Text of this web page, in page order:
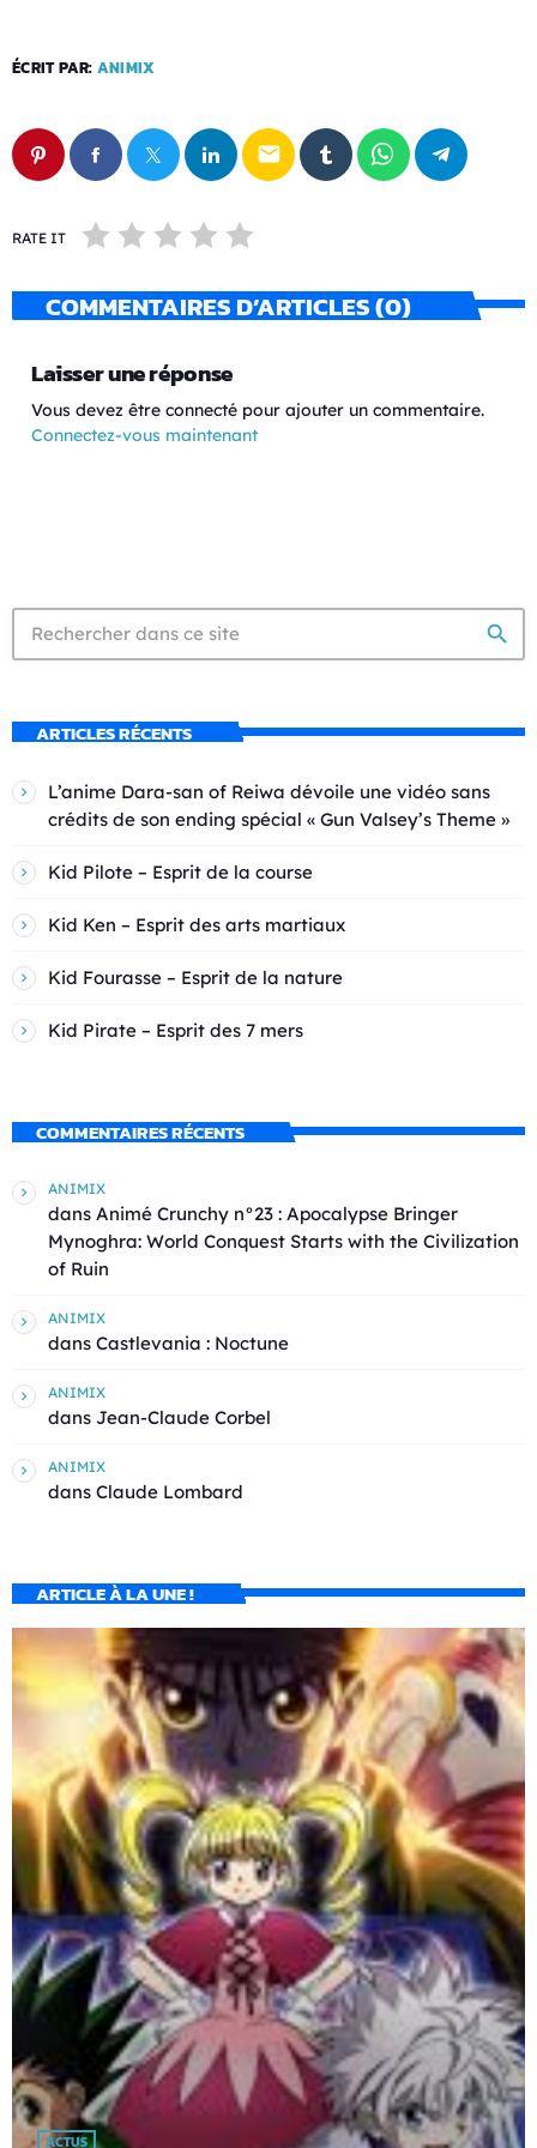
ÉCRIT PAR: ANIMIX
email
RATE IT
COMMENTAIRES D’ARTICLES (0)
Laisser une réponse
Vous devez être connecté pour ajouter un commentaire.
Connectez-vous maintenant
search
ARTICLES RÉCENTS
L’anime Dara-san of Reiwa dévoile une vidéo sans
crédits de son ending spécial « Gun Valsey’s Theme »
Kid Pilote – Esprit de la course
Kid Ken – Esprit des arts martiaux
Kid Fourasse – Esprit de la nature
Kid Pirate – Esprit des 7 mers
COMMENTAIRES RÉCENTS
ANIMIX
dans Animé Crunchy n°23 : Apocalypse Bringer
Mynoghra: World Conquest Starts with the Civilization
of Ruin
ANIMIX
dans Castlevania : Noctune
ANIMIX
dans Jean-Claude Corbel
ANIMIX
dans Claude Lombard
ARTICLE À LA UNE !
ACTUS